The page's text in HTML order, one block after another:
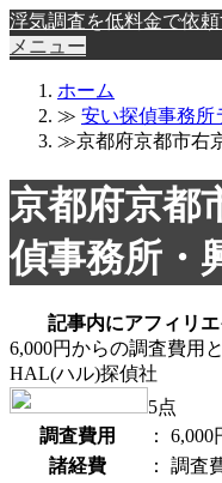
浮気調査を低料金で依
メニュー
ホーム
≫ 安い探偵事務所
≫京都府京都市右
京都府京都
偵事務所・
記事内にアフィリ
6,000円からの調査費用
HAL(ハル)探偵社
5点
調査費用
：
6,000
諸経費
：
調査